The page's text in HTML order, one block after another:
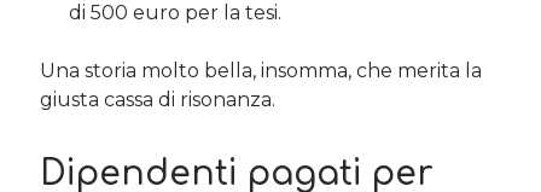
Tweet di MichelaCalculli
di 500 euro per la tesi.
Una storia molto bella, insomma, che merita la
giusta cassa di risonanza.
Dipendenti pagati per